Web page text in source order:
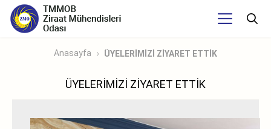
Anasayfa ÜYELERİMİZİ ZİYARET ETTİK
ÜYELERİMİZİ ZİYARET ETTİK